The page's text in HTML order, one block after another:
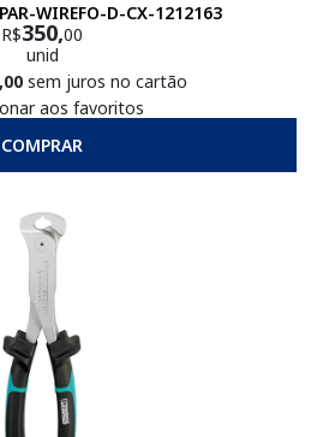
WIREFO-D-CX-1212163
R$350,00
unid
sem juros no cartão
aos favoritos
COMPRAR